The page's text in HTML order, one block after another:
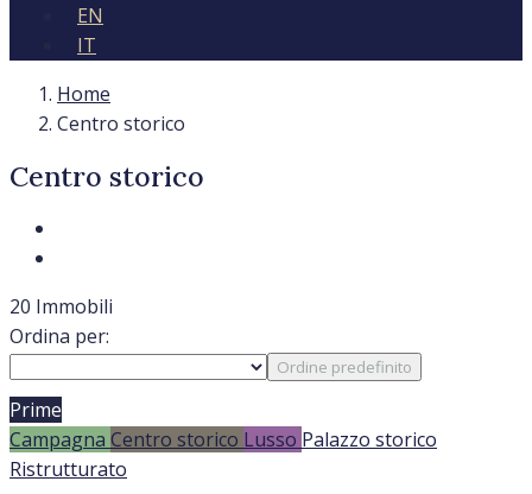
EN
IT
Home
Centro storico
Centro storico
20 Immobili
Ordina per:
Ordine predefinito
Prime
Campagna Centro storico Lusso Palazzo storico
Ristrutturato